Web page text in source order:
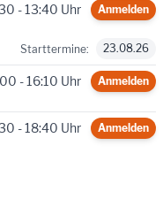
- 13:40 Uhr Anmelden
Starttermine: 23.08.26
- 16:10 Uhr
Anmelden
- 18:40 Uhr
Anmelden